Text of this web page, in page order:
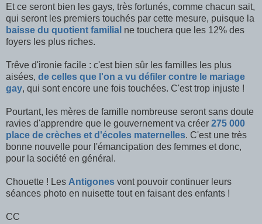
Et ce seront bien les gays, très fortunés, comme chacun sait,
qui seront les premiers touchés par cette mesure, puisque la
baisse du quotient familial ne touchera que les 12% des
foyers les plus riches.
Trêve d'ironie facile : c'est bien sûr les familles les plus
aisées, de celles que l'on a vu défiler contre le mariage
gay, qui sont encore une fois touchées. C'est trop injuste !
Pourtant, les mères de famille nombreuse seront sans doute
ravies d'apprendre que le gouvernement va créer 275 000
place de crèches et d'écoles maternelles. C'est une très
bonne nouvelle pour l'émancipation des femmes et donc,
pour la société en général.
Chouette ! Les Antigones vont pouvoir continuer leurs
séances photo en nuisette tout en faisant des enfants !
CC